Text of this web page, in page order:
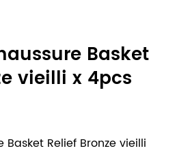
Basket
vieilli x 4pcs
Basket Relief Bronze vieilli